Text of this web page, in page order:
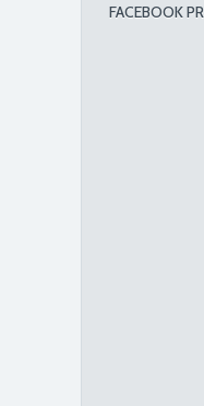
FACEBOOK